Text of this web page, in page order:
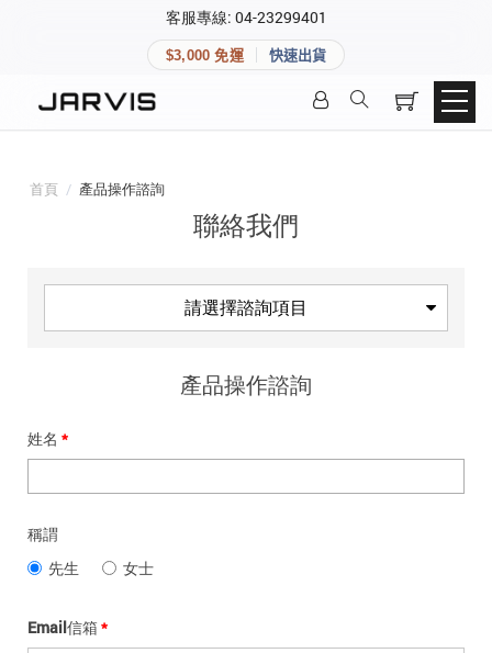
客服專線: 04-23299401
$3,000 免運 快速出貨
首頁 / 產品操作諮詢
聯絡我們
請選擇諮詢項目
產品操作諮詢
姓名
稱謂
先生
女士
Email信箱
快速連結
登入後可查看訂單、會員資料與收藏清單。
登入會員
建立新帳號
快速連結
追蹤我的訂單
會員資料管理
加入 JARVIS VIP